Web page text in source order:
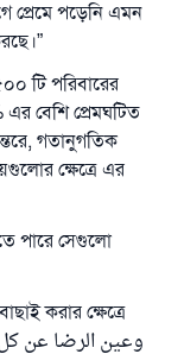
প্রেমে পড়েনি এমন
টি পরিবারের
বেশি প্রেমঘটিত
গতানুগতিক
ক্ষেত্রে এর
পারে সেগুলো
করার ক্ষেত্রে